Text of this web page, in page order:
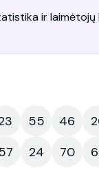
ir laimėtojų
55 46
24 70